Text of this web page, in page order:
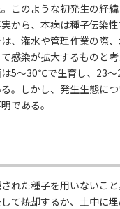
このような初発生の経
から、本病は種子伝染
、潅水や管理作業の際
感染が拡大するものと
5～30℃で生育し、23
。しかし、発生生態に
である。
れた種子を用いないこ
て焼却するか、土中に